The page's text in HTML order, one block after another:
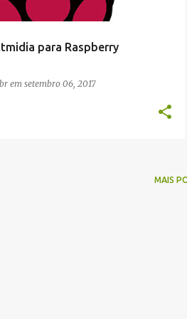
para Raspberry
em setembro 06, 2017
MAIS